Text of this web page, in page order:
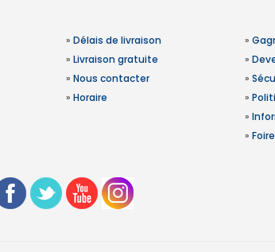
» Délais de livraison
» Livraison gratuite
» Nous contacter
» Horaire
»
»
»
»
»
»